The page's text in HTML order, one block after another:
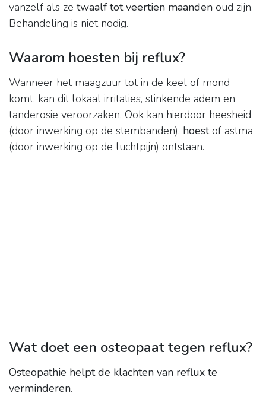
vanzelf als ze twaalf tot veertien maanden oud zijn.
Behandeling is niet nodig.
Waarom hoesten bij reflux?
Wanneer het maagzuur tot in de keel of mond
komt, kan dit lokaal irritaties, stinkende adem en
tanderosie veroorzaken. Ook kan hierdoor heesheid
(door inwerking op de stembanden), hoestof astma
(door inwerking op de luchtpijn) ontstaan.
Wat doet een osteopaat tegen reflux?
Osteopathie helpt de klachten van reflux te
verminderen.